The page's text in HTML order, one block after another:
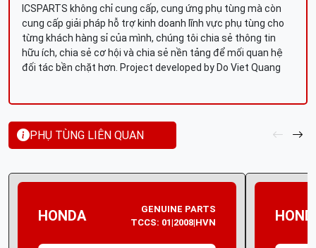
ICSPARTS không chỉ cung cấp, cung ứng phụ tùng mà còn
cung cấp giải pháp hỗ trợ kinh doanh lĩnh vực phụ tùng cho
từng khách hàng sỉ của mình, chúng tôi chia sẻ thông tin
hữu ích, chia sẻ cơ hội và chia sẻ nền tảng để mối quan hệ
đối tác bền chặt hơn. Project developed by Do Viet Quang
PHỤ TÙNG LIÊN QUAN
HONDA
GENUINE PARTS
TCCS: 01|2008|HVN